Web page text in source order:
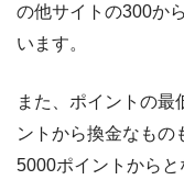
の他サイトの300か
います。
また、ポイントの最
ントから換金なもの
5000ポイントからと